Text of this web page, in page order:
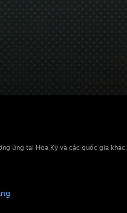
ứng tại Hoa Kỳ và các quốc gia khác.